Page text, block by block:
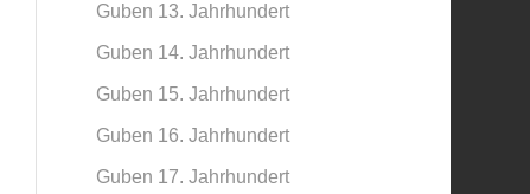
Guben 13. Jahrhundert
Guben 14. Jahrhundert
Guben 15. Jahrhundert
Guben 16. Jahrhundert
Guben 17. Jahrhundert